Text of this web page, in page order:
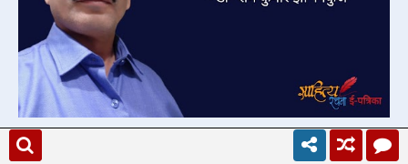
आज़ादी हमको मिली - दोहा छंद - डॉ॰ राम कुमार झा 'निकुंज' |